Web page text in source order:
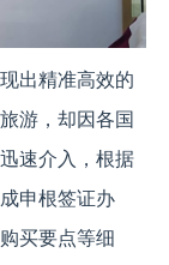
出精准高效的
游，却因各国
速介入，根据
申根签证办
买要点等细